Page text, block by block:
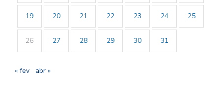
19 20 21 22 23 24 25
26 27 28 29 30 31
« fev abr »